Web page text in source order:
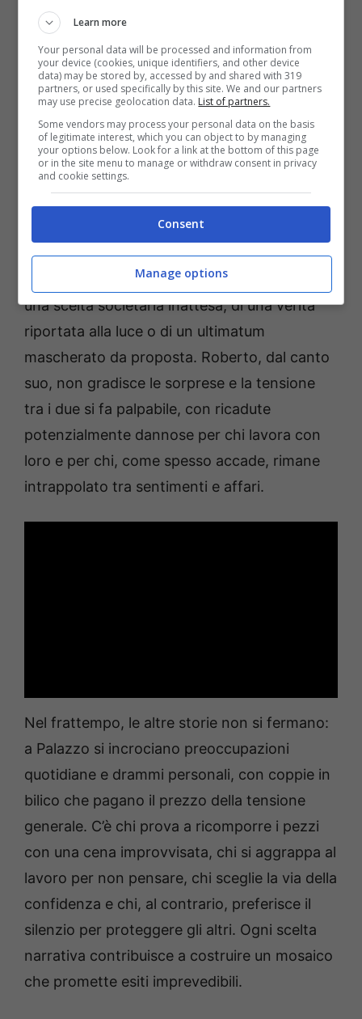
Un Posto al Sole, anticipazioni: Gianluca scompare nel nulla
(RaiPlay) referendumcittadinanza.it
Il cerchio delle responsabilità si allarga e
Cantieri: qui Marina muove
la sua pedina più audace per mettere Ferri
con le spalle al muro. Potrebbe trattarsi di
una scelta societaria inattesa, di una verità
riportata alla luce o di un ultimatum
mascherato da proposta. Roberto, dal canto
suo, non gradisce le sorprese e la tensione
tra i due si fa palpabile, con ricadute
potenzialmente dannose per chi lavora con
loro e per chi, come spesso accade, rimane
intrappolato tra sentimenti e affari.
Nel frattempo, le altre storie non si fermano:
a Palazzo si incrociano preoccupazioni
quotidiane e drammi personali, con coppie in
bilico che pagano il prezzo della tensione
generale. C’è chi prova a ricomporre i pezzi
con una cena improvvisata, chi si aggrappa al
lavoro per non pensare, chi sceglie la via della
confidenza e chi, al contrario, preferisce il
silenzio per proteggere gli altri. Ogni scelta
narrativa contribuisce a costruire un mosaico
che promette esiti imprevedibili.
Learn more
Your personal data will be processed and information from
your device (cookies, unique identifiers, and other device
data) may be stored by, accessed by and shared with 319
partners, or used specifically by this site. We and our partners
may use precise geolocation data. List of partners.
Some vendors may process your personal data on the basis
of legitimate interest, which you can object to by managing
your options below. Look for a link at the bottom of this page
or in the site menu to manage or withdraw consent in privacy
and cookie settings.
Consent
Manage options